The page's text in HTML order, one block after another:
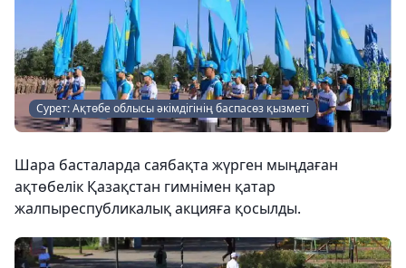
Сурет: Ақтөбе облысы әкімдігінің баспасөз қызметі
Шара басталарда саябақта жүрген мыңдаған
ақтөбелік Қазақстан гимнімен қатар
жалпыреспубликалық акцияға қосылды.